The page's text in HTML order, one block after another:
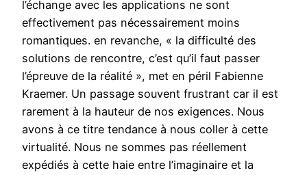
l’échange avec les applications ne sont
effectivement pas nécessairement moins
romantiques. en revanche, « la difficulté des
solutions de rencontre, c’est qu’il faut passer
l’épreuve de la réalité », met en péril Fabienne
Kraemer. Un passage souvent frustrant car il est
rarement à la hauteur de nos exigences. Nous
avons à ce titre tendance à nous coller à cette
virtualité. Nous ne sommes pas réellement
expédiés à cette haie entre l’imaginaire et la